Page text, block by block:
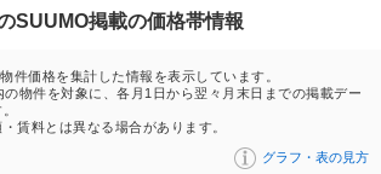
SUUMO掲載の価格帯情報
件価格を集計した情報を表示しています。
の物件を対象に、各月1日から翌々月末日までの掲載デー
賃料とは異なる場合があります。
グラフ・表の見方